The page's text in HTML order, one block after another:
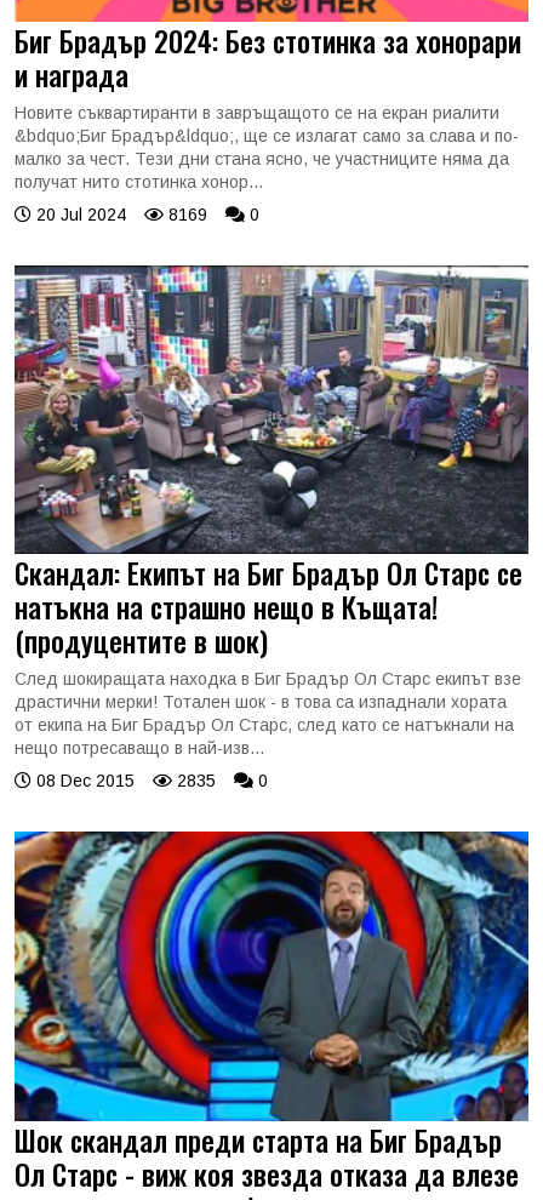
Биг Брадър 2024: Без стотинка за хонорари
и награда
Новите съквартиранти в завръщащото се на екран риалити
&bdquo;Биг Брадър&ldquo;, ще се излагат само за слава и по-
малко за чест. Тези дни стана ясно, че участниците няма да
получат нито стотинка хонор...
20 Jul 2024
8169 0
Скандал: Екипът на Биг Брадър Ол Старс се
натъкна на страшно нещо в Къщата!
(продуцентите в шок)
След шокиращата находка в Биг Брадър Ол Старс екипът взе
драстични мерки! Тотален шок - в това са изпаднали хората
от екипа на Биг Брадър Ол Старс, след като се натъкнали на
нещо потресаващо в най-изв...
08 Dec 2015
2835 0
Шок скандал преди старта на Биг Брадър
Ол Старс - виж коя звезда отказа да влезе